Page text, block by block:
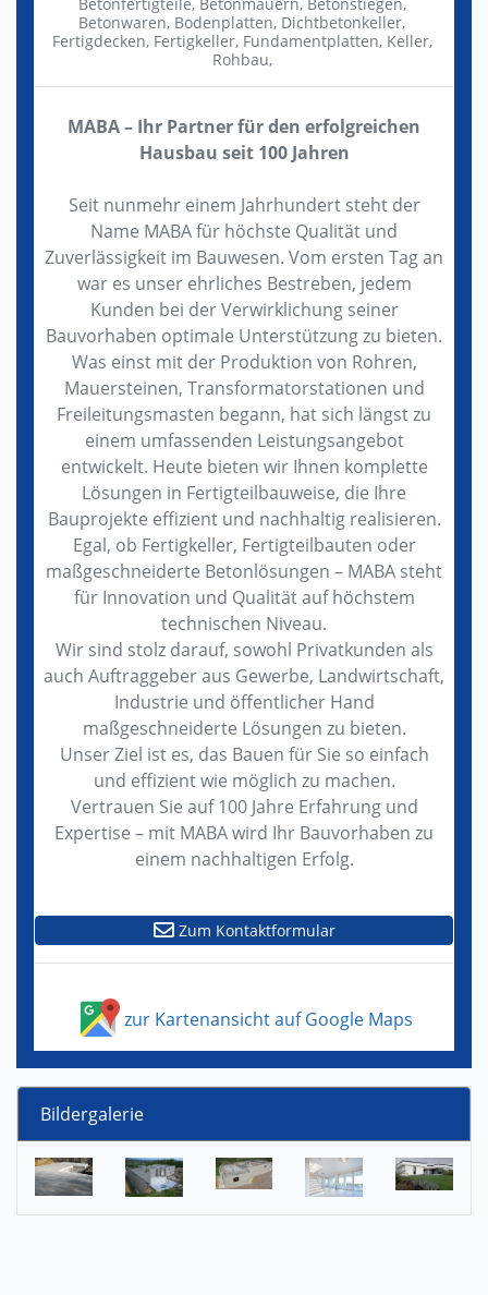
Betonwaren, Bodenplatten, Dichtbetonkeller,
Fertigdecken, Fertigkeller, Fundamentplatten, Keller,
Rohbau,
MABA – Ihr Partner für den erfolgreichen
Hausbau seit 100 Jahren
Seit nunmehr einem Jahrhundert steht der
Name MABA für höchste Qualität und
Zuverlässigkeit im Bauwesen. Vom ersten Tag an
war es unser ehrliches Bestreben, jedem
Kunden bei der Verwirklichung seiner
Bauvorhaben optimale Unterstützung zu bieten.
Was einst mit der Produktion von Rohren,
Mauersteinen, Transformatorstationen und
Freileitungsmasten begann, hat sich längst zu
einem umfassenden Leistungsangebot
entwickelt. Heute bieten wir Ihnen komplette
Lösungen in Fertigteilbauweise, die Ihre
Bauprojekte effizient und nachhaltig realisieren.
Egal, ob Fertigkeller, Fertigteilbauten oder
maßgeschneiderte Betonlösungen – MABA steht
für Innovation und Qualität auf höchstem
technischen Niveau.
Wir sind stolz darauf, sowohl Privatkunden als
auch Auftraggeber aus Gewerbe, Landwirtschaft,
Industrie und öffentlicher Hand
maßgeschneiderte Lösungen zu bieten.
Unser Ziel ist es, das Bauen für Sie so einfach
und effizient wie möglich zu machen.
Vertrauen Sie auf 100 Jahre Erfahrung und
Expertise – mit MABA wird Ihr Bauvorhaben zu
einem nachhaltigen Erfolg.
Zum Kontaktformular
zur Kartenansicht auf Google Maps
Bildergalerie